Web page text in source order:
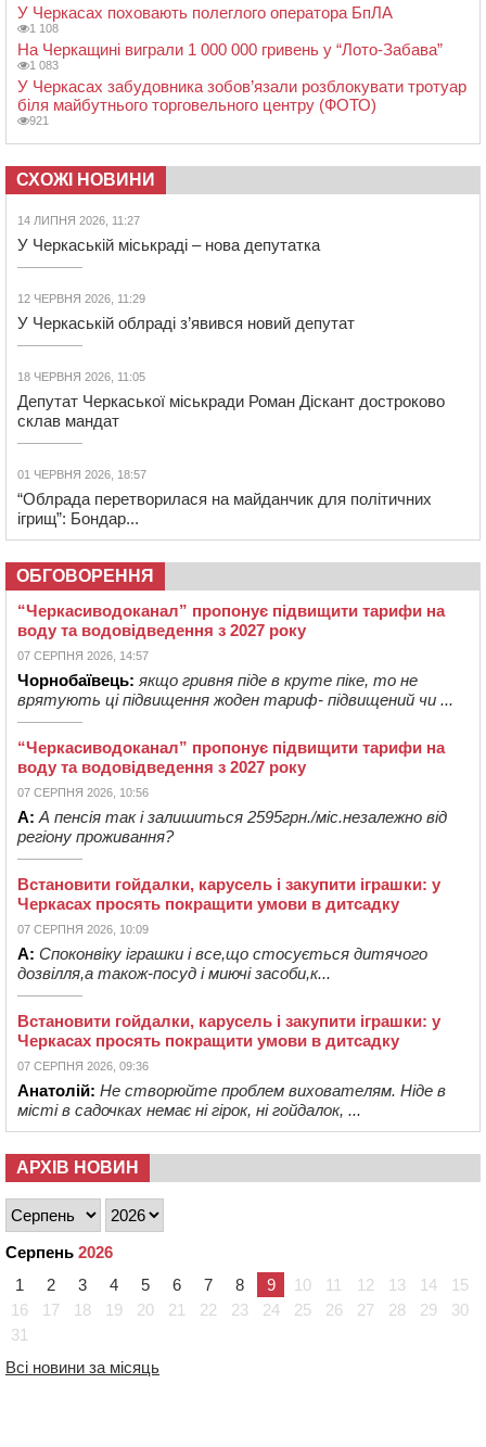
У Черкасах поховають полеглого оператора БпЛА
1 108
На Черкащині виграли 1 000 000 гривень у “Лото-Забава”
1 083
У Черкасах забудовника зобов’язали розблокувати тротуар
біля майбутнього торговельного центру (ФОТО)
921
СХОЖІ НОВИНИ
14 ЛИПНЯ 2026, 11:27
У Черкаській міськраді – нова депутатка
12 ЧЕРВНЯ 2026, 11:29
У Черкаській облраді з’явився новий депутат
18 ЧЕРВНЯ 2026, 11:05
Депутат Черкаської міськради Роман Діскант достроково
склав мандат
01 ЧЕРВНЯ 2026, 18:57
“Облрада перетворилася на майданчик для політичних
ігрищ”: Бондар...
ОБГОВОРЕННЯ
“Черкасиводоканал” пропонує підвищити тарифи на
воду та водовідведення з 2027 року
07 СЕРПНЯ 2026, 14:57
Чорнобаївець: якщо гривня піде в круте піке, то не
врятують ці підвищення жоден тариф- підвищений чи ...
“Черкасиводоканал” пропонує підвищити тарифи на
воду та водовідведення з 2027 року
07 СЕРПНЯ 2026, 10:56
А: А пенсія так і залишиться 2595грн./міс.незалежно від
регіону проживання?
Встановити гойдалки, карусель і закупити іграшки: у
Черкасах просять покращити умови в дитсадку
07 СЕРПНЯ 2026, 10:09
А: Споконвіку іграшки і все,що стосується дитячого
дозвілля,а також-посуд і миючі засоби,к...
Встановити гойдалки, карусель і закупити іграшки: у
Черкасах просять покращити умови в дитсадку
07 СЕРПНЯ 2026, 09:36
Анатолій: Не створюйте проблем вихователям. Ніде в
місті в садочках немає ні гірок, ні гойдалок, ...
АРХІВ НОВИН
Серпень 2026
1
2 3 4 5 6 7 8 9 10 11 12 13 14
15
16
17 18 19 20 21 22 23 24 25 26 27 28 29
30
31
Всі новини за місяць